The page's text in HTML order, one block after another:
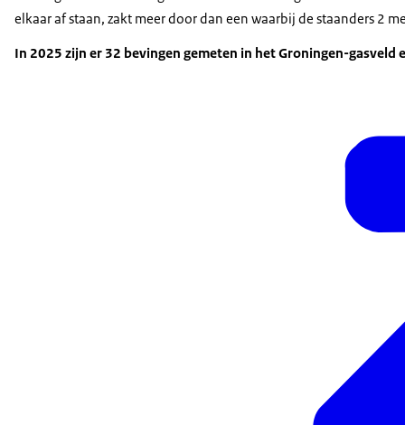
elkaar af staan, zakt meer door dan een waarbij de staanders 2
In 2025 zijn er 32 bevingen gemeten in het Groningen-gasveld